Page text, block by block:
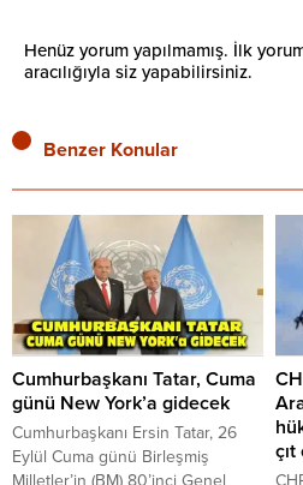
Henüz yorum yapılmamış. İlk
aracılığıyla siz yapabilirsiniz.
Benzer Konular
Cumhurbaşkanı Tatar, Cuma
günü New York’a gidecek
Cumhurbaşkanı Ersin Tatar, 26
Eylül Cuma günü Birleşmiş
çıt